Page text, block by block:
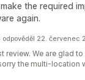
the required
again.
22. červenec
review. We are glad
the multi-location